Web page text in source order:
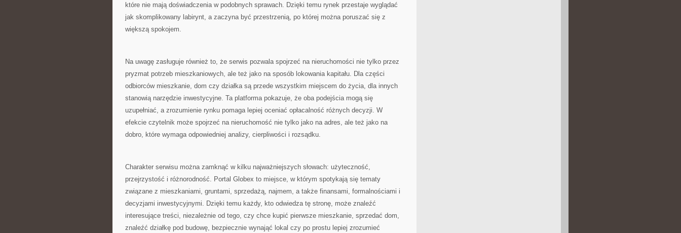
które nie mają doświadczenia w podobnych sprawach. Dzięki temu rynek przestaje wyglądać
jak skomplikowany labirynt, a zaczyna być przestrzenią, po której można poruszać się z
większą spokojem.
Na uwagę zasługuje również to, że serwis pozwala spojrzeć na nieruchomości nie tylko przez
pryzmat potrzeb mieszkaniowych, ale też jako na sposób lokowania kapitału. Dla części
odbiorców mieszkanie, dom czy działka są przede wszystkim miejscem do życia, dla innych
stanowią narzędzie inwestycyjne. Ta platforma pokazuje, że oba podejścia mogą się
uzupełniać, a zrozumienie rynku pomaga lepiej oceniać opłacalność różnych decyzji. W
efekcie czytelnik może spojrzeć na nieruchomość nie tylko jako na adres, ale też jako na
dobro, które wymaga odpowiedniej analizy, cierpliwości i rozsądku.
Charakter serwisu można zamknąć w kilku najważniejszych słowach: użyteczność,
przejrzystość i różnorodność. Portal Globex to miejsce, w którym spotykają się tematy
związane z mieszkaniami, gruntami, sprzedażą, najmem, a także finansami, formalnościami i
decyzjami inwestycyjnymi. Dzięki temu każdy, kto odwiedza tę stronę, może znaleźć
interesujące treści, niezależnie od tego, czy chce kupić pierwsze mieszkanie, sprzedać dom,
znaleźć działkę pod budowę, bezpiecznie wynająć lokal czy po prostu lepiej zrozumieć